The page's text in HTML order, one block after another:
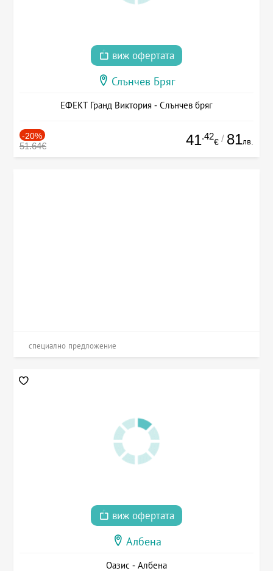
виж офертата
Слънчев Бряг
ЕФЕКТ Гранд Виктория - Слънчев бряг
-20%
51.64€ 41.42
€ / 81лв.
специално предложение
виж офертата
Албена
Оазис - Албена